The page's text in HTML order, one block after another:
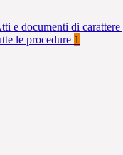
e documenti di
le procedure 1